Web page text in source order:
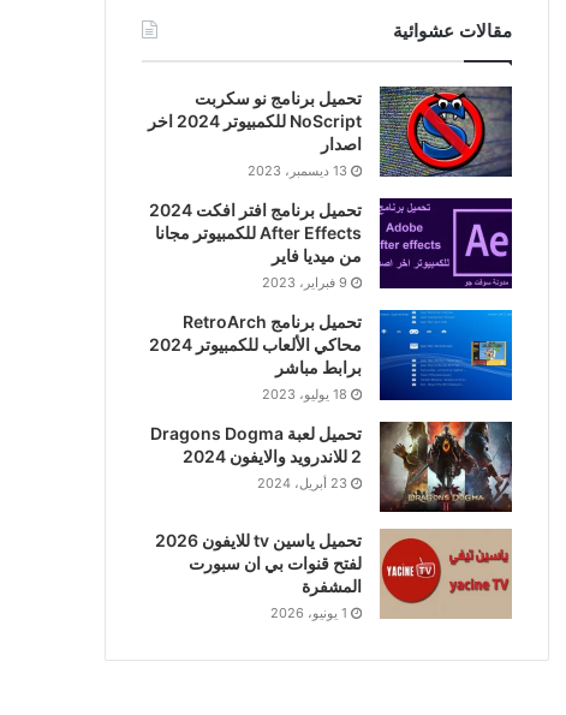
مقالات عشوائية
تحميل برنامج نو سكربت
NoScript للكمبيوتر 2024 اخر
اصدار
13 ديسمبر، 2023
تحميل برنامج افتر افكت 2024
After Effects للكمبيوتر مجانا
من ميديا فاير
9 فبراير، 2023
تحميل برنامج RetroArch
محاكي الألعاب للكمبيوتر 2024
برابط مباشر
18 يوليو، 2023
تحميل لعبة Dragons Dogma
2 للاندرويد والايفون 2024
23 أبريل، 2024
تحميل ياسين tv للايفون 2026
لفتح قنوات بي ان سبورت
المشفرة
1 يونيو، 2026